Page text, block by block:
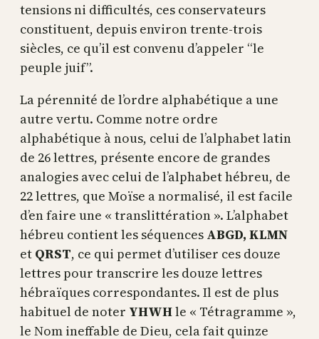
tensions ni difficultés, ces conservateurs
constituent, depuis environ trente-trois
siècles, ce qu’il est convenu d’appeler “le
peuple juif”.
La pérennité de l’ordre alphabétique a une
autre vertu. Comme notre ordre
alphabétique à nous, celui de l’alphabet latin
de 26 lettres, présente encore de grandes
analogies avec celui de l’alphabet hébreu, de
22 lettres, que Moïse a normalisé, il est facile
d’en faire une « translittération ». L’alphabet
hébreu contient les séquences ABGD, KLMN
et QRST, ce qui permet d’utiliser ces douze
lettres pour transcrire les douze lettres
hébraïques correspondantes. Il est de plus
habituel de noter YHWHle « Tétragramme »,
le Nom ineffable de Dieu, cela fait quinze